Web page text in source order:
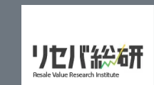
ガリバー車検 新狭山店
鴻巣市
上尾市
近くのお店で車を探す
保険代理店業務に関する基
古物営業法に基づく表示